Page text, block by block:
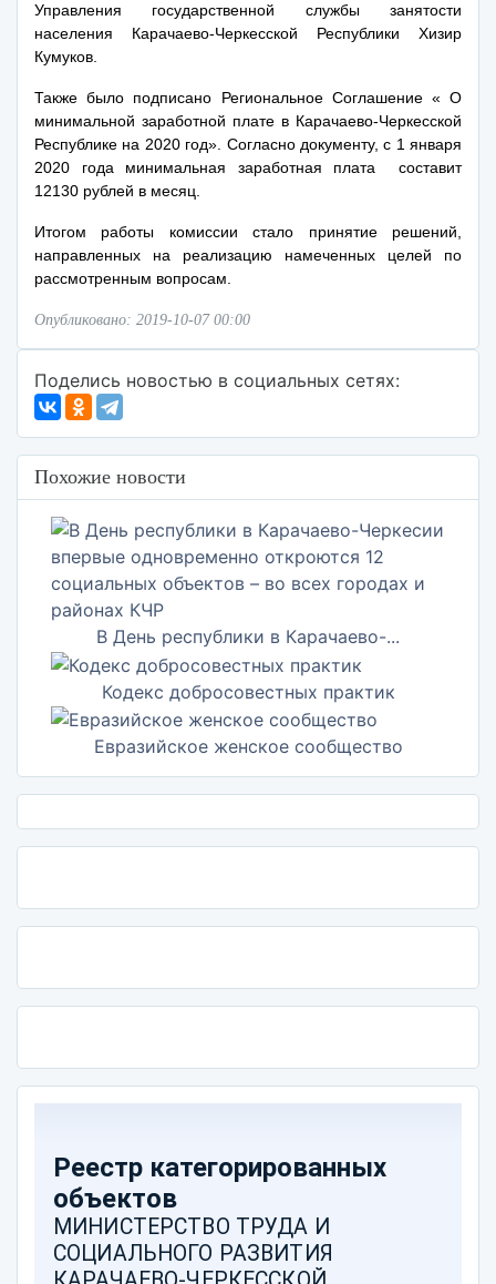
Управления государственной службы занятости
населения Карачаево-Черкесской Республики Хизир
Кумуков.
Также было подписано Региональное Соглашение « О
минимальной заработной плате в Карачаево-Черкесской
Республике на 2020 год». Согласно документу, с 1 января
2020 года минимальная заработная плата составит
12130 рублей в месяц.
Итогом работы комиссии стало принятие решений,
направленных на реализацию намеченных целей по
рассмотренным вопросам.
Опубликовано: 2019-10-07 00:00
Поделись новостью в социальных сетях:
Похожие новости
В День республики в Карачаево-...
Кодекс добросовестных практик
Евразийское женское сообщество